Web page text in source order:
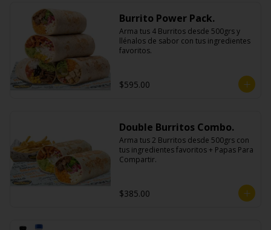
Burrito Power Pack.
Arma tus 4 Burritos desde 500grs y
llénalos de sabor con tus ingredientes
favoritos.
$595.00
Double Burritos Combo.
Arma tus 2 Burritos desde 500grs con
tus ingredientes favoritos + Papas Para
Compartir.
$385.00